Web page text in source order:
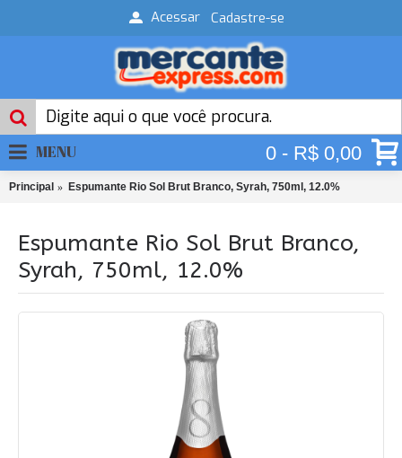
Acessar Cadastre-se
0 - R$ 0,00
MENU
Principal Espumante Rio Sol Brut Branco, Syrah, 750ml, 12.0%
Espumante Rio Sol Brut Branco,
Syrah, 750ml, 12.0%